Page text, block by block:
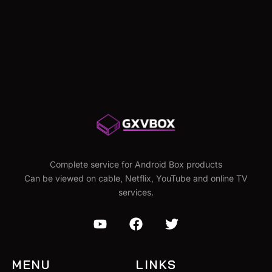
Complete service for Android Box products
Can be viewed on cable, Netflix, YouTube and online TV
services.
MENU LINKS